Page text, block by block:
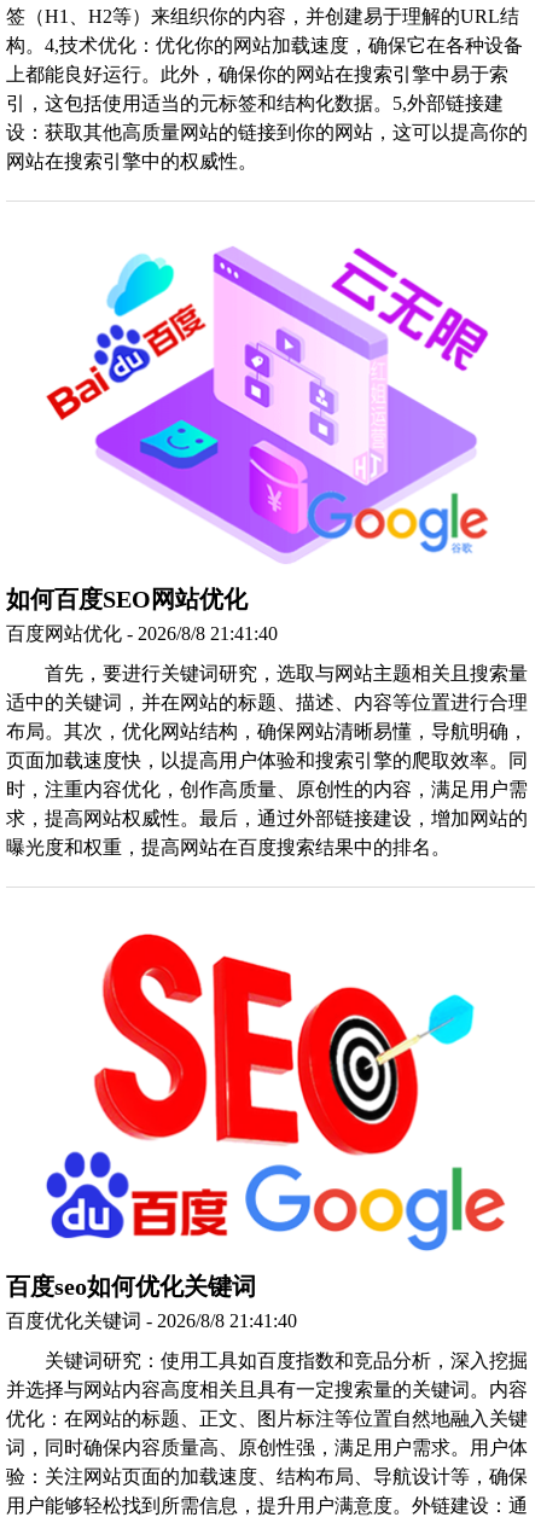
签（H1、H2等）来组织你的内容，并创建易于理解的URL结
构。4,技术优化：优化你的网站加载速度，确保它在各种设备
上都能良好运行。此外，确保你的网站在搜索引擎中易于索
引，这包括使用适当的元标签和结构化数据。5,外部链接建
设：获取其他高质量网站的链接到你的网站，这可以提高你的
网站在搜索引擎中的权威性。
如何百度SEO网站优化
百度网站优化 - 2026/8/8 21:41:40
首先，要进行关键词研究，选取与网站主题相关且搜索量
适中的关键词，并在网站的标题、描述、内容等位置进行合理
布局。其次，优化网站结构，确保网站清晰易懂，导航明确，
页面加载速度快，以提高用户体验和搜索引擎的爬取效率。同
时，注重内容优化，创作高质量、原创性的内容，满足用户需
求，提高网站权威性。最后，通过外部链接建设，增加网站的
曝光度和权重，提高网站在百度搜索结果中的排名。
百度seo如何优化关键词
百度优化关键词 - 2026/8/8 21:41:40
关键词研究：使用工具如百度指数和竞品分析，深入挖掘
并选择与网站内容高度相关且具有一定搜索量的关键词。内容
优化：在网站的标题、正文、图片标注等位置自然地融入关键
词，同时确保内容质量高、原创性强，满足用户需求。用户体
验：关注网站页面的加载速度、结构布局、导航设计等，确保
用户能够轻松找到所需信息，提升用户满意度。外链建设：通